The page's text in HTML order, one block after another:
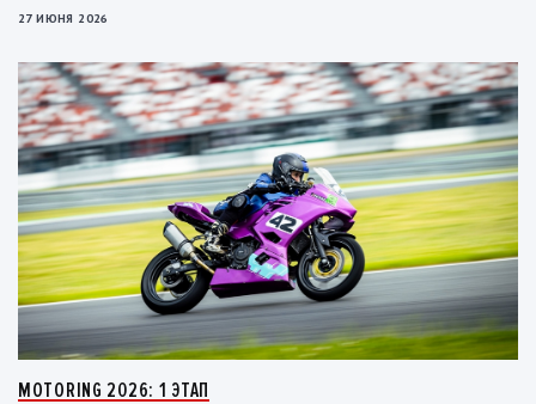
27 ИЮНЯ 2026
MOTORING 2026: 1 ЭТАП